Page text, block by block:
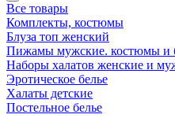
Все товары
Комплекты, костюмы
Блуза топ женский
Пижамы мужские. костюмы и
Наборы халатов женские и
Эротическое белье
Халаты детские
Постельное белье